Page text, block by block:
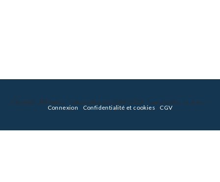
Copyright © France-Fotostock.com 2019-2023 - Tous droits réservés -
Connexion - Confidentialité et cookies - CGV